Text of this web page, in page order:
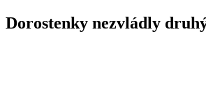
Dorostenky nezvládly